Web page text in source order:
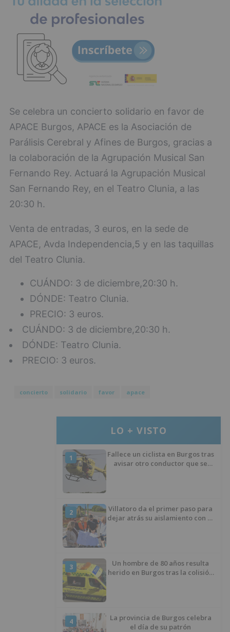
Se celebra un concierto solidario en favor de
APACE Burgos, APACE es la Asociación de
Parálisis Cerebral y Afines de Burgos, gracias a
la colaboración de la Agrupación Musical San
Fernando Rey. Actuará la Agrupación Musical
San Fernando Rey, en el Teatro Clunia, a las
20:30 h.
Venta de entradas, 3 euros, en la sede de
APACE, Avda Independencia,5 y en las taquillas
del Teatro Clunia.
CUÁNDO: 3 de diciembre,20:30 h.
DÓNDE: Teatro Clunia.
PRECIO: 3 euros.
CUÁNDO: 3 de diciembre,20:30 h.
DÓNDE: Teatro Clunia.
PRECIO: 3 euros.
concierto solidario favor apace
LO + VISTO
1
Fallece un ciclista en Burgos tras
avisar otro conductor que se
2
Villatoro da el primer paso para
dejar atrás su aislamiento con el
3
Un hombre de 80 años resulta
herido en Burgos tras la colisión
4
La provincia de Burgos celebra
el día de su patrón